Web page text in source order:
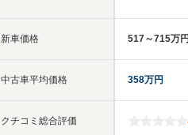
新車価格
中古車平均価格
クチコミ総合評価
517～715万円
358万円